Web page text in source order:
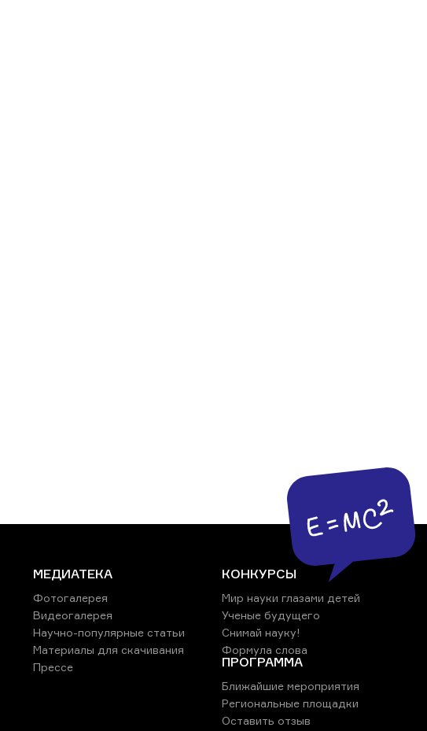
МЕДИАТЕКА
Фотогалерея
Видеогалерея
Научно-популярные статьи
Материалы для скачивания
Прессе
КОНКУРСЫ
Мир науки глазами детей
Ученые будущего
Снимай науку!
Формула слова
ПРОГРАММА
Ближайшие мероприятия
Региональные площадки
Оставить отзыв